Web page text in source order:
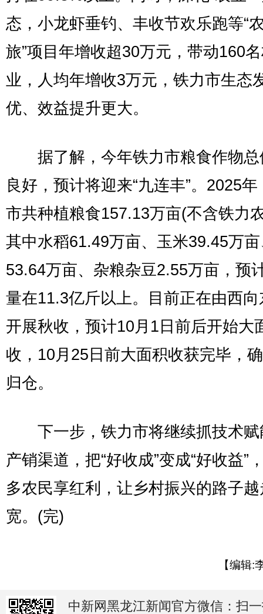
态，小龙虾垂钓、丰收节欢乐跑等“
旅”项目年增收超30万元，带动160
业，人均年增收3万元，铁力市生态
优、效益提升更大。
据了解，今年铁力市粮食作物总
良好，预计将迎来“九连丰”。2025
市共种植粮食157.13万亩(不含铁力
其中水稻61.49万亩、玉米39.45万
53.64万亩、杂粮杂豆2.55万亩，预
量在11.3亿斤以上。目前正在由西向
开展秋收，预计10月1日前后开始大
收，10月25日前大面积收获完毕，
归仓。
下一步，铁力市将继续抓技术赋
产销渠道，把“好收成”变成“好收益”
多农民享红利，让乡村振兴的路子
宽。(完)
【编辑:
中新网黑龙江新闻官方微信：扫